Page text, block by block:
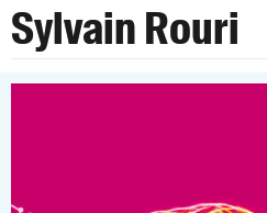
Sylvain Rouri